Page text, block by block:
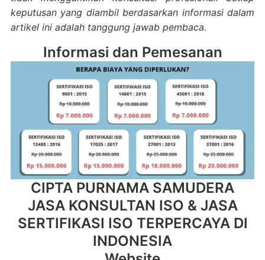
keputusan yang diambil berdasarkan informasi dalam
artikel ini adalah tanggung jawab pembaca.
Informasi dan Pemesanan
CIPTA PURNAMA SAMUDERA
JASA KONSULTAN ISO & JASA
SERTIFIKASI ISO TERPERCAYA DI
INDONESIA